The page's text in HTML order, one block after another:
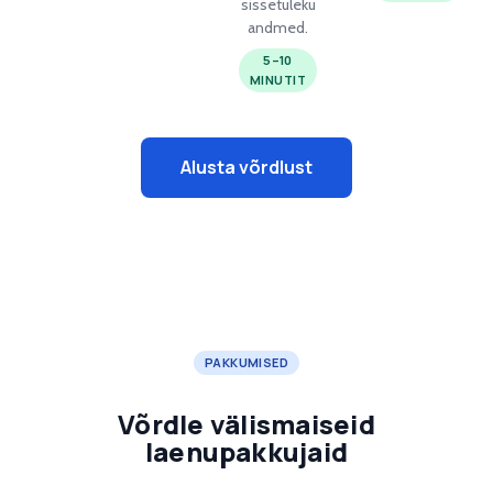
sissetuleku
andmed.
5–10
MINUTIT
Alusta võrdlust
PAKKUMISED
Võrdle välismaiseid
laenupakkujaid